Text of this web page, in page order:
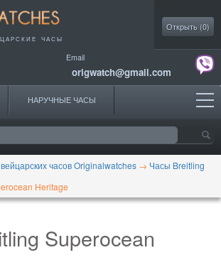
ЧАСЫ
Email
origwatch@gmail.com
Открыть (0)
НАРУЧНЫЕ ЧАСЫ
часов Originalwatches → Часы Breitling
Heritage
Superocean